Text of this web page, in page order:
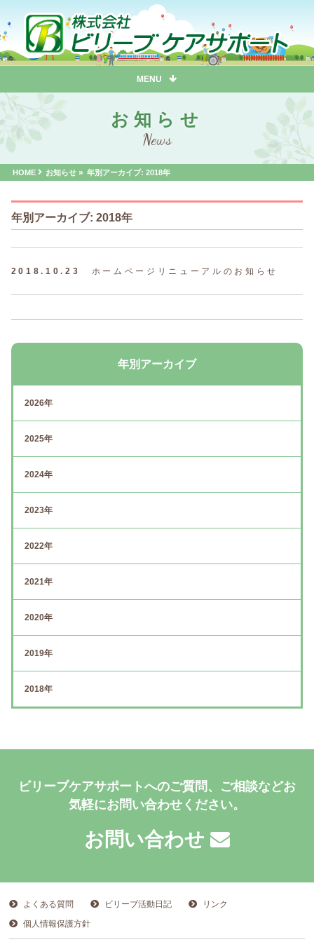
MENU
お知らせ
HOME お知らせ » 年別アーカイブ: 2018年
年別アーカイブ: 2018年
2018.10.23 ホームページリニューアルのお知らせ
年別アーカイブ
2026年
2025年
2024年
2023年
2022年
2021年
2020年
2019年
2018年
ビリーブケアサポートへのご質問、ご相談などお
気軽にお問い合わせください。
お問い合わせ
よくある質問 ビリーブ活動日記
リンク
個人情報保護方針